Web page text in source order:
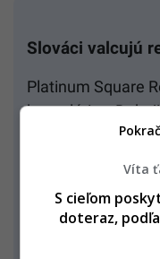
Slováci valcujú
Platinum Square
kancelária v
úspech.
V Dubaji, vtedy
Víta
S cieľom
doteraz,